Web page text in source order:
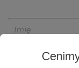
Patronite.pl, w tym
otrzymywania
ich przenoszenia,
wyrażenia
osobowych.